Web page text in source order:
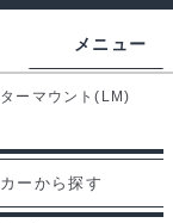
メニュー
ーマウント(LM)
ーから探す